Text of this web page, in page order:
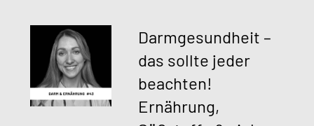
Darmgesundheit –
das sollte jeder
beachten!
Ernährung,